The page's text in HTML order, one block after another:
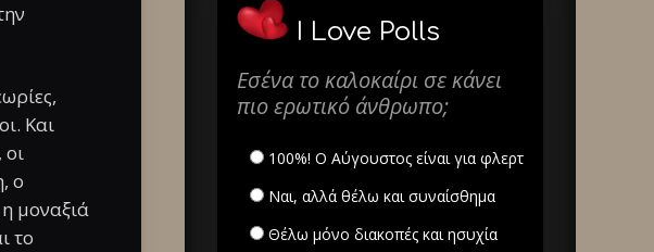
Και
ο
μοναξιά
το
I Love Polls
Εσένα το καλοκαίρι σε κάνει
πιο ερωτικό άνθρωπο;
100%! Ο Αύγουστος είναι για φλερτ
Ναι, αλλά θέλω και συναίσθημα
Θέλω μόνο διακοπές και ησυχία